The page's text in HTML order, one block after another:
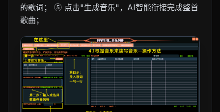
的歌词； ⑤ 点击"生成音乐"，AI智能衔接完成整首
歌曲；